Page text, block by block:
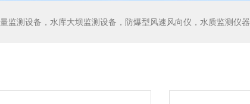
监测设备，水库大坝监测设备，防爆型风速风向仪，水质监测仪器